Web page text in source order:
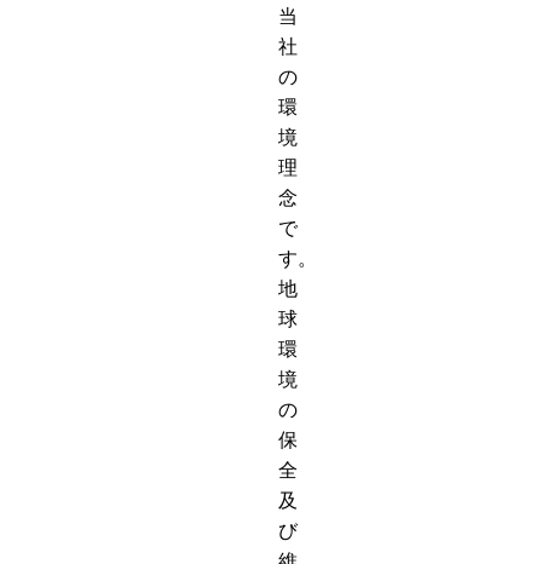
当
社
の
環
境
理
念
で
す。
地
球
環
境
の
保
全
及
び